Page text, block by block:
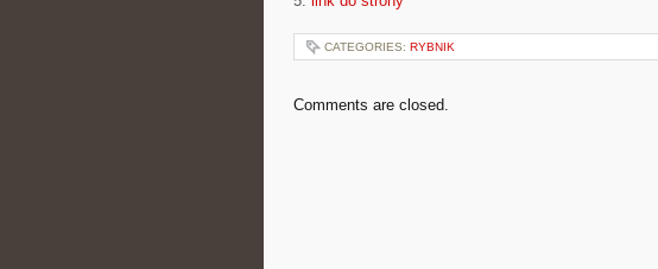
CATEGORIES: RYBNIK
Comments are closed.